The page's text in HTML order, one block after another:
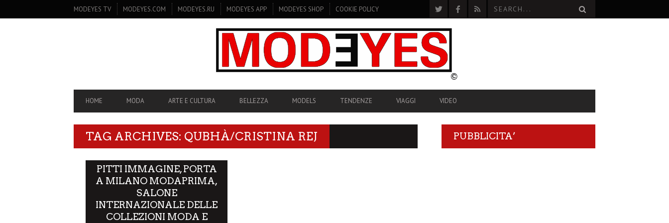
SECONDARY
NAVIGATION
MODEYES TV MODEYES.COM MODEYES.RU MODEYES APP MODEYES SHOP COOKIE POLICY
PRIMARY
NAVIGATION
HOME MODA ARTE E CULTURA BELLEZZA MODELS TENDENZE VIAGGI VIDEO
TAG ARCHIVES: QUBHÀ/CRISTINA REJ
PITTI IMMAGINE, PORTA
A MILANO MODAPRIMA,
SALONE
INTERNAZIONALE DELLE
COLLEZIONI MODA E
PUBBLICITA’